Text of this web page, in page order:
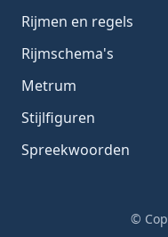
Rijmen en regels
Rijmschema's
Metrum
Stijlfiguren
Spreekwoorden
©